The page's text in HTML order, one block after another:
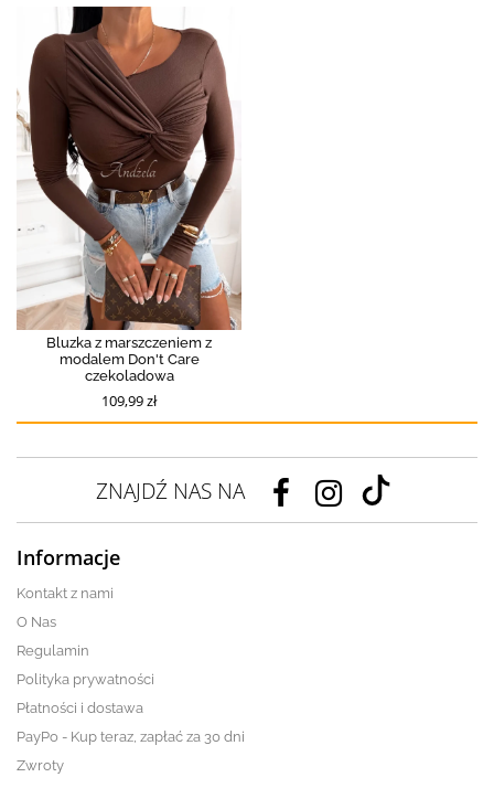
Bluzka z marszczeniem z
modalem Don't Care
czekoladowa
109,99 zł
ZNAJDŹ NAS NA
Informacje
Kontakt z nami
O Nas
Regulamin
Polityka prywatności
Płatności i dostawa
PayPo - Kup teraz, zapłać za 30 dni
Zwroty